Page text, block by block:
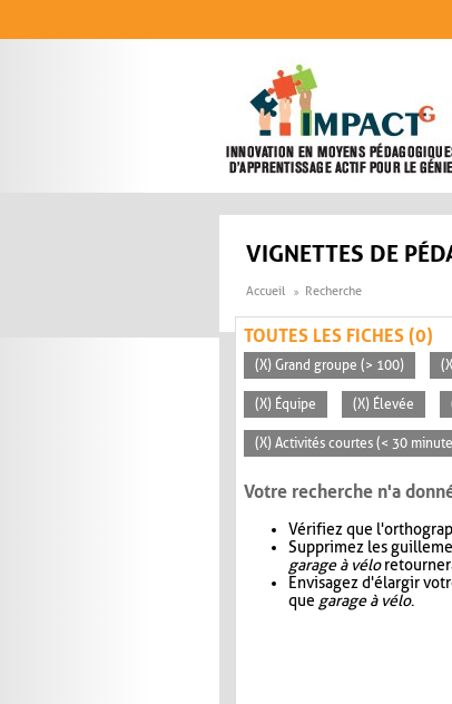
VIGNETTES DE
Accueil Recherche
TOUTES LES FICHES (0)
(X) Grand groupe (> 100)
(X) Équipe (X) Élevée
(X) Activités courtes (< 30
Votre recherche n'a
Vérifiez que
Supprimez les
garage à vélo
Envisagez d'élargir
que garage à vélo.